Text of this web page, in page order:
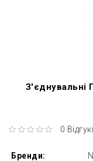
З'єднувальні
0
Бренди: